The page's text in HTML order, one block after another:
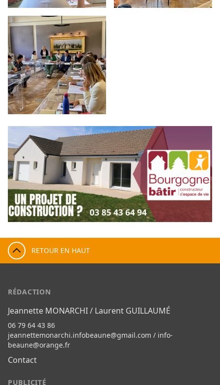
RETOUR EN HAUT
RÉDACTION
Jeannette MONARCHI / Laurent GUILLAUMÉ
06 79 64 43 86
jeannettemonarchi.infobeaune@gmail.com / info-
beaune@orange.fr
Contact
PUBLICITÉ